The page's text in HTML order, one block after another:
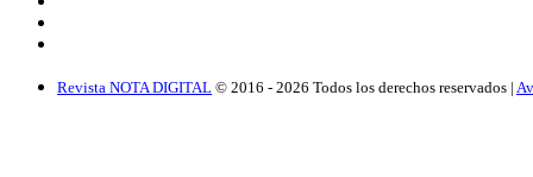
Revista NOTA DIGITAL © 2016 - 2026 Todos los derechos reservados |